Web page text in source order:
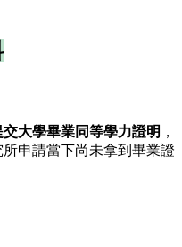
交大學畢業同等學力證明 ，
申請當下尚未拿到畢業證